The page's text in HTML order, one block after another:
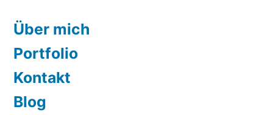
Über mich
Portfolio
Kontakt
Blog